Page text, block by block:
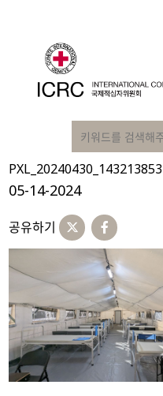
PXL_20240430_143213853
05-14-2024
공유하기